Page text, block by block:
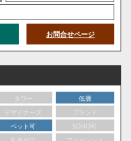
お問合せページ
タワー
低層
デザイナーズ
ブランド
ペット可
SOHO可